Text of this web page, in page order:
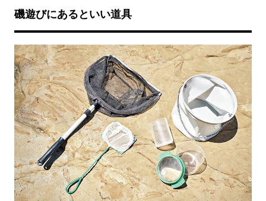
磯遊びにあるといい道具